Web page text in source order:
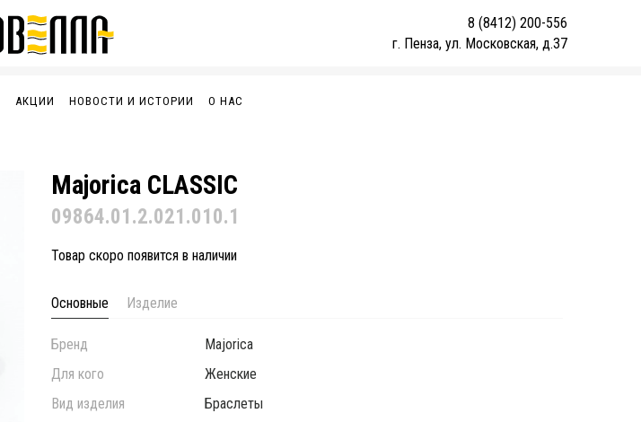
8 (8412) 200-556
г. Пенза, ул. Московская, д.37
АКЦИИ НОВОСТИ И ИСТОРИИ О НАС
Majorica CLASSIC
09864.01.2.021.010.1
Товар скоро появится в наличии
Основные Изделие
Бренд
Majorica
Для кого
Женские
Вид изделия
Браслеты